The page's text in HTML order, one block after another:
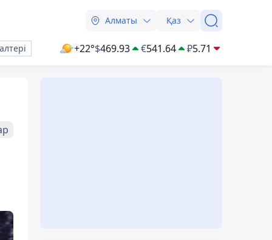
Алматы Қаз
+22°$469.93 €541.64 ₽5.71